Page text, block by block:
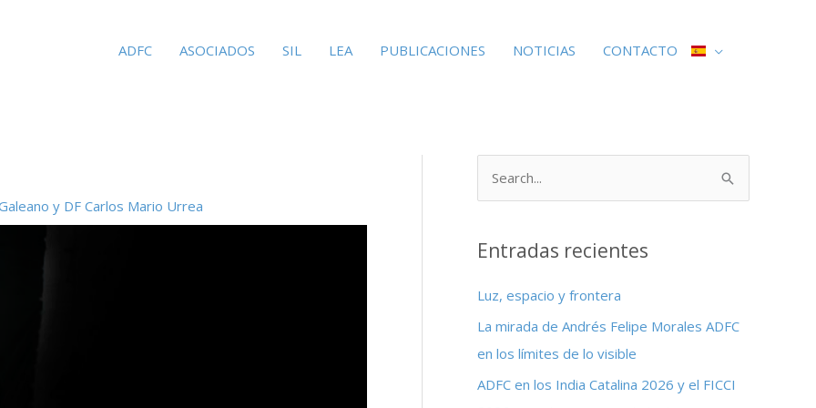
ADFC ASOCIADOS SIL LEA PUBLICACIONES NOTICIAS CONTACTO
y DF Carlos Mario Urrea
c
r
p
o
r
Entradas recientes
Luz, espacio y frontera
La mirada de Andrés Felipe Morales ADFC
en los límites de lo visible
ADFC en los India Catalina 2026 y el FICCI